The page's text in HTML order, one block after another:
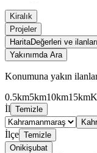
Kiralık
Projeler
HaritaDeğerleri ve
Yakınımda Ara
Konumuna yakın
0.5km5km10km15km
İl Temizle
İlçe Temizle
Onikişubat